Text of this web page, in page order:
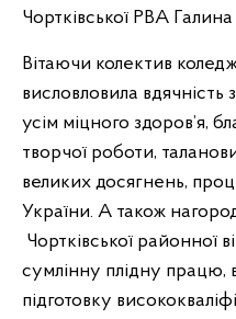
Чортківської РВА Галина
Вітаючи колектив
висловловила
усім міцного здоров’я,
творчої роботи,
великих досягнень,
України. А також
Чортківської районної
сумлінну плідну працю,
підготовку